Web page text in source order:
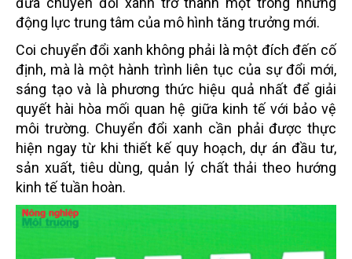
động lực trung tâm của mô hình tăng trưởng mới.
Coi chuyển đổi xanh không phải là một đích đến cố
định, mà là một hành trình liên tục của sự đổi mới,
sáng tạo và là phương thức hiệu quả nhất để giải
quyết hài hòa mối quan hệ giữa kinh tế với bảo vệ
môi trường. Chuyển đổi xanh cần phải được thực
hiện ngay từ khi thiết kế quy hoạch, dự án đầu tư,
sản xuất, tiêu dùng, quản lý chất thải theo hướng
kinh tế tuần hoàn.